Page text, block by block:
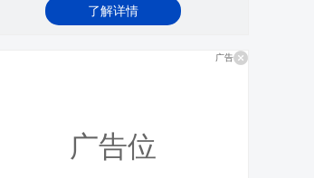
了解详情
广告
广告位